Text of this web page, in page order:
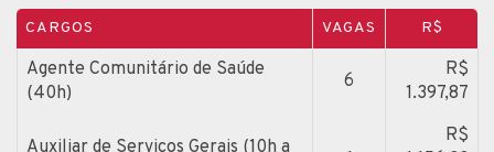
CARGOS VAGAS R$
Agente Comunitário de Saúde
(40h)
6
R$
1.397,87
Auxiliar de Serviços Gerais (10h a
R$